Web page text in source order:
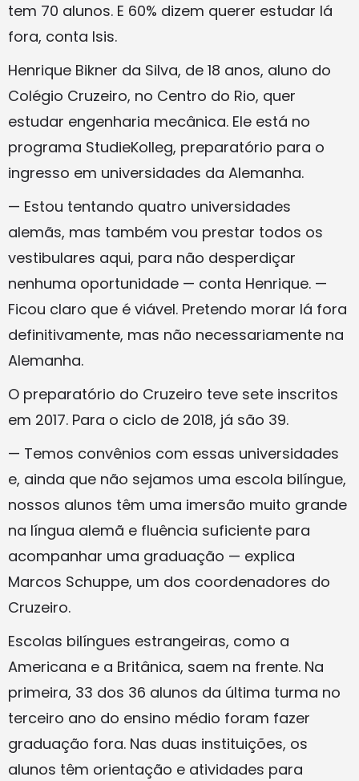
tem 70 alunos. E 60% dizem querer estudar lá
fora, conta Isis.
Henrique Bikner da Silva, de 18 anos, aluno do
Colégio Cruzeiro, no Centro do Rio, quer
estudar engenharia mecânica. Ele está no
programa StudieKolleg, preparatório para o
ingresso em universidades da Alemanha.
— Estou tentando quatro universidades
alemãs, mas também vou prestar todos os
vestibulares aqui, para não desperdiçar
nenhuma oportunidade — conta Henrique. —
Ficou claro que é viável. Pretendo morar lá fora
definitivamente, mas não necessariamente na
Alemanha.
O preparatório do Cruzeiro teve sete inscritos
em 2017. Para o ciclo de 2018, já são 39.
— Temos convênios com essas universidades
e, ainda que não sejamos uma escola bilíngue,
nossos alunos têm uma imersão muito grande
na língua alemã e fluência suficiente para
acompanhar uma graduação — explica
Marcos Schuppe, um dos coordenadores do
Cruzeiro.
Escolas bilíngues estrangeiras, como a
Americana e a Britânica, saem na frente. Na
primeira, 33 dos 36 alunos da última turma no
terceiro ano do ensino médio foram fazer
graduação fora. Nas duas instituições, os
alunos têm orientação e atividades para